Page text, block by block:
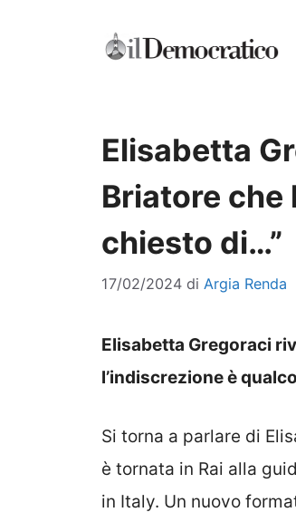
Elisabetta
Briatore che
chiesto di…”
17/02/2024 di Argia Renda
Elisabetta Gregoraci
l’indiscrezione è
Si torna a parlare di
è tornata in Rai alla
in Italy. Un nuovo